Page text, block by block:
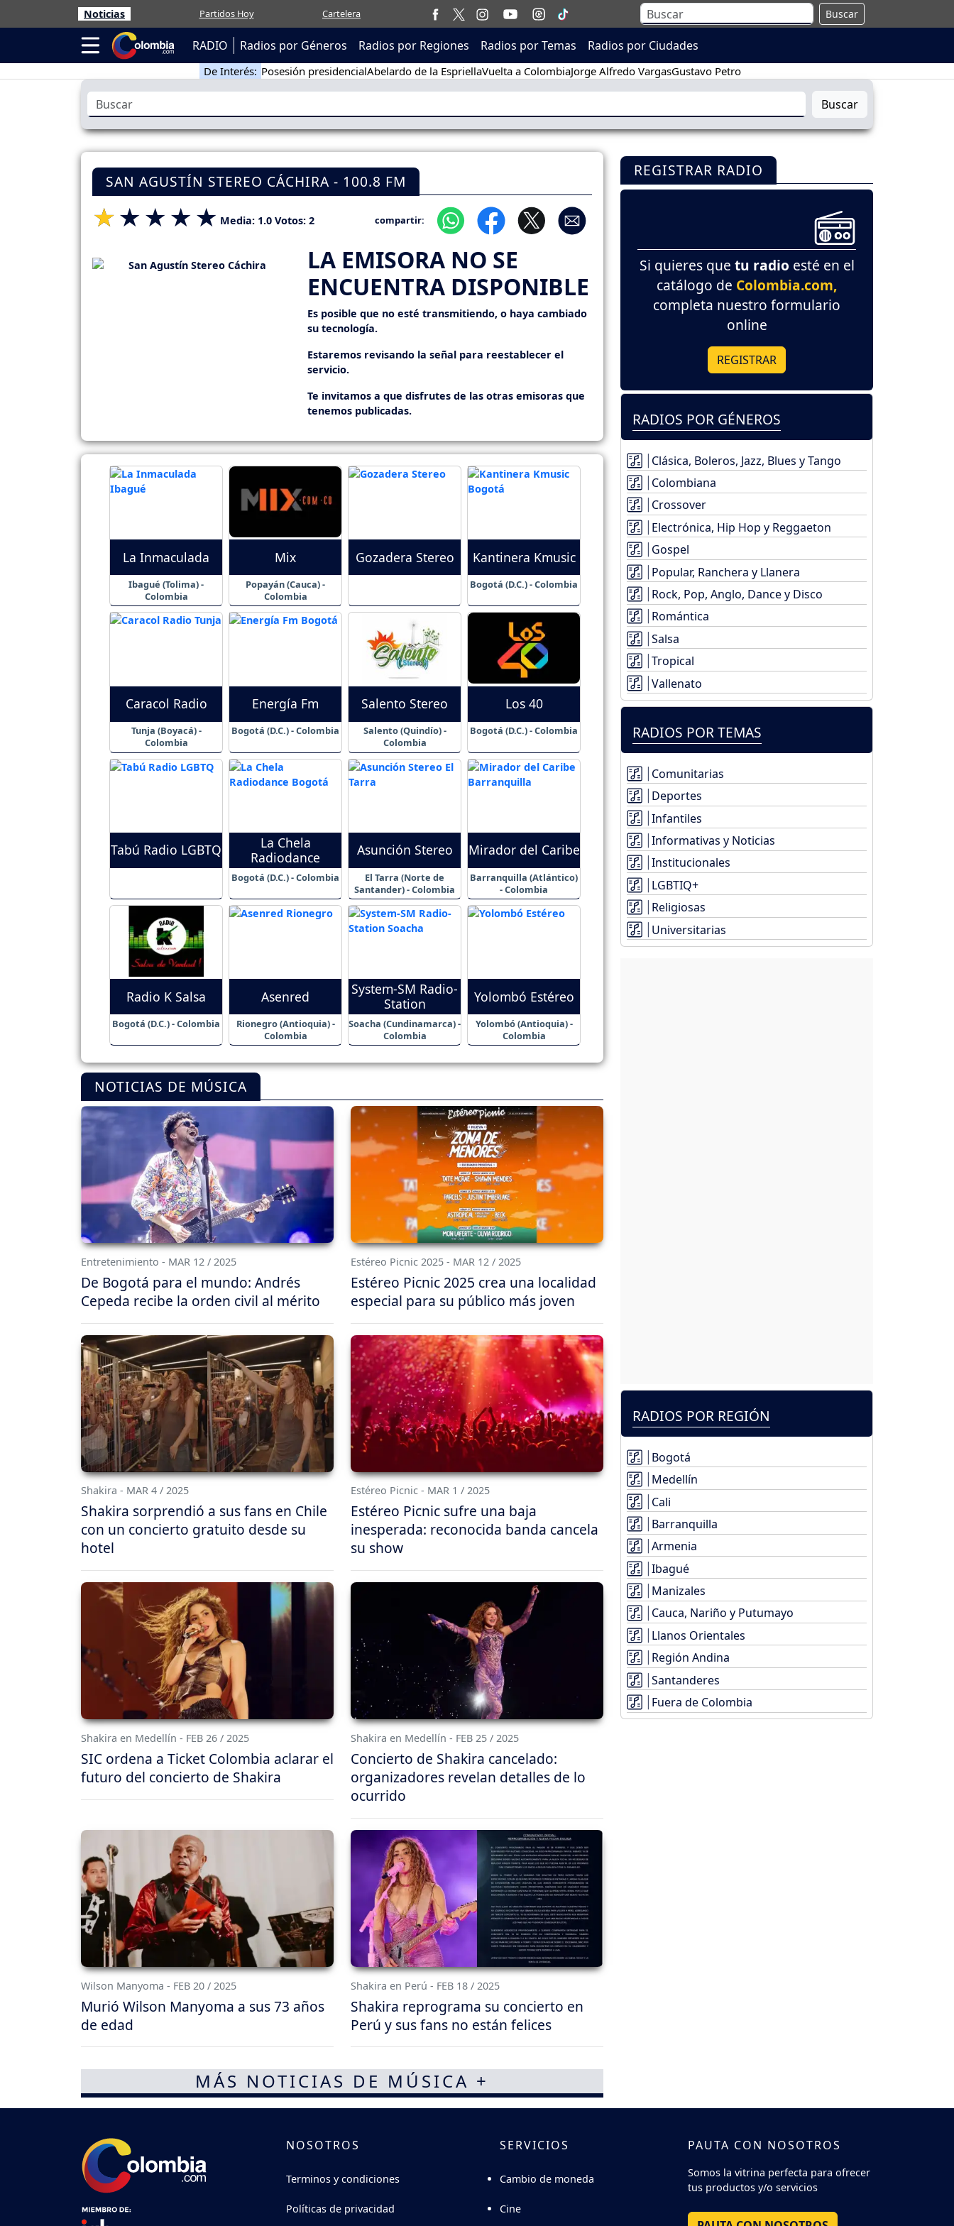
Noticias Partidos Hoy Cartelera Buscar
RADIO Radios por Géneros Radios por Regiones Radios por Temas Radios por Ciudades
De Interés: Posesión presidencialAbelardo de la EspriellaVuelta a ColombiaJorge Alfredo VargasGustavo Petro
Buscar
SAN AGUSTÍN STEREO CÁCHIRA - 100.8 FM
Media: 1.0 Votos: 2 compartir:
LA EMISORA NO SE
ENCUENTRA DISPONIBLE
Es posible que no esté transmitiendo, o haya cambiado
su tecnología.
Estaremos revisando la señal para reestablecer el
servicio.
Te invitamos a que disfrutes de las otras emisoras que
tenemos publicadas.
La Inmaculada
Ibagué (Tolima) -
Colombia
Mix
Popayán (Cauca) -
Colombia
Gozadera Stereo Kantinera Kmusic
Bogotá (D.C.) - Colombia
Caracol Radio
Tunja (Boyacá) -
Colombia
Energía Fm
Bogotá (D.C.) - Colombia
Salento Stereo
Salento (Quindío) -
Colombia
Los 40
Bogotá (D.C.) - Colombia
Tabú Radio LGBTQ
La Chela
Radiodance
Bogotá (D.C.) - Colombia
Asunción Stereo
El Tarra (Norte de
Santander) - Colombia
Mirador del Caribe
Barranquilla (Atlántico)
- Colombia
Radio K Salsa
Bogotá (D.C.) - Colombia
Asenred
Rionegro (Antioquia) -
Colombia
System-SM Radio-
Station
Soacha (Cundinamarca) -
Colombia
Yolombó Estéreo
Yolombó (Antioquia) -
Colombia
NOTICIAS DE MÚSICA
Entretenimiento - MAR 12 / 2025
De Bogotá para el mundo: Andrés
Cepeda recibe la orden civil al mérito
Estéreo Picnic 2025 - MAR 12 / 2025
Estéreo Picnic 2025 crea una localidad
especial para su público más joven
Shakira - MAR 4 / 2025
Shakira sorprendió a sus fans en Chile
con un concierto gratuito desde su
hotel
Estéreo Picnic - MAR 1 / 2025
Estéreo Picnic sufre una baja
inesperada: reconocida banda cancela
su show
Shakira en Medellín - FEB 26 / 2025
SIC ordena a Ticket Colombia aclarar el
futuro del concierto de Shakira
Shakira en Medellín - FEB 25 / 2025
Concierto de Shakira cancelado:
organizadores revelan detalles de lo
ocurrido
Wilson Manyoma - FEB 20 / 2025
Murió Wilson Manyoma a sus 73 años
de edad
Shakira en Perú - FEB 18 / 2025
Shakira reprograma su concierto en
Perú y sus fans no están felices
MÁS NOTICIAS DE MÚSICA +
REGISTRAR RADIO
Si quieres que tu radio esté en el
catálogo de Colombia.com,
completa nuestro formulario
online
REGISTRAR
RADIOS POR GÉNEROS
Clásica, Boleros, Jazz, Blues y Tango
Colombiana
Crossover
Electrónica, Hip Hop y Reggaeton
Gospel
Popular, Ranchera y Llanera
Rock, Pop, Anglo, Dance y Disco
Romántica
Salsa
Tropical
Vallenato
RADIOS POR TEMAS
Comunitarias
Deportes
Infantiles
Informativas y Noticias
Institucionales
LGBTIQ+
Religiosas
Universitarias
RADIOS POR REGIÓN
Bogotá
Medellín
Cali
Barranquilla
Armenia
Ibagué
Manizales
Cauca, Nariño y Putumayo
Llanos Orientales
Región Andina
Santanderes
Fuera de Colombia
NOSOTROS
Terminos y condiciones
Políticas de privacidad
SERVICIOS
Cambio de moneda
Cine
PAUTA CON NOSOTROS
Somos la vitrina perfecta para ofrecer
tus productos y/o servicios